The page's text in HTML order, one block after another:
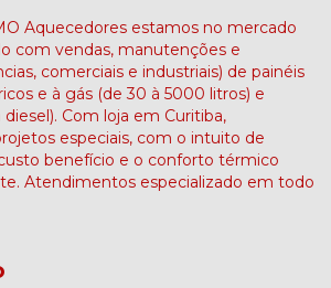
Aquecedores estamos no mercado
com vendas, manutenções e
comerciais e industriais) de painéis
e à gás (de 30 à 5000 litros) e
diesel). Com loja em Curitiba,
especiais, com o intuito de
benefício e o conforto térmico
Atendimentos especializado em todo